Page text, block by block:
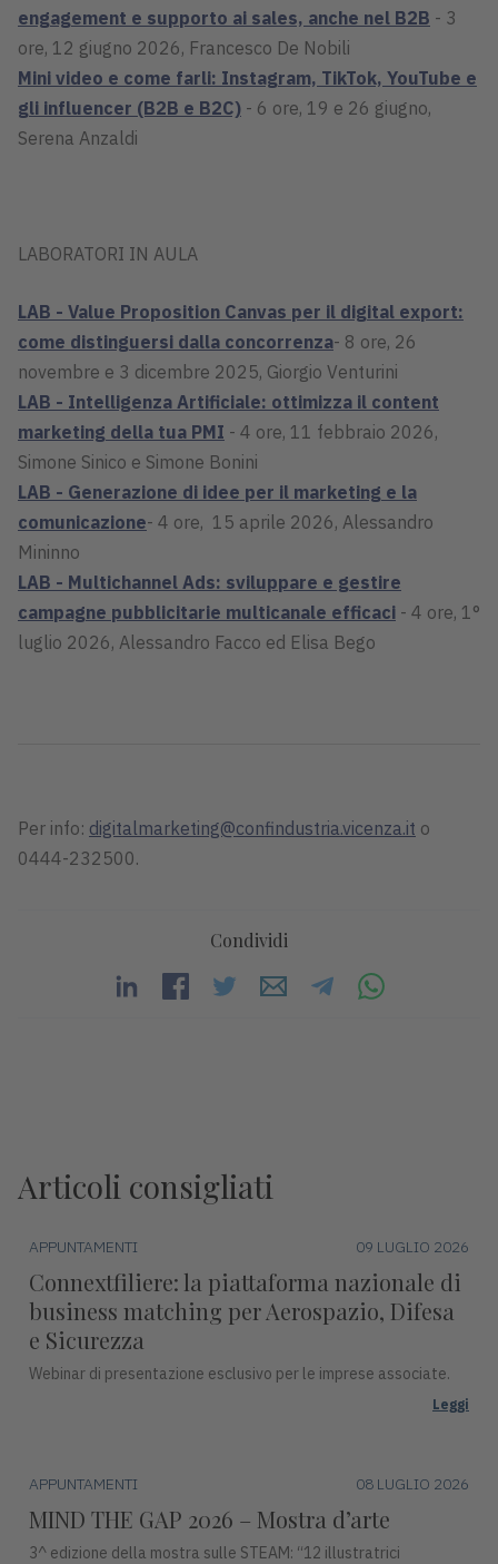
engagement e supporto ai sales, anche nel B2B - 3
ore, 12 giugno 2026, Francesco De Nobili
Mini video e come farli: Instagram, TikTok, YouTube e
gli influencer (B2B e B2C) - 6 ore, 19 e 26 giugno,
Serena Anzaldi
LABORATORI IN AULA
LAB - Value Proposition Canvas per il digital export:
come distinguersi dalla concorrenza- 8 ore, 26
novembre e 3 dicembre 2025, Giorgio Venturini
LAB - Intelligenza Artificiale: ottimizza il content
marketing della tua PMI - 4 ore, 11 febbraio 2026,
Simone Sinico e Simone Bonini
LAB - Generazione di idee per il marketing e la
comunicazione- 4 ore, 15 aprile 2026, Alessandro
Mininno
LAB - Multichannel Ads: sviluppare e gestire
campagne pubblicitarie multicanale efficaci - 4 ore, 1°
luglio 2026, Alessandro Facco ed Elisa Bego
Per info: digitalmarketing@confindustria.vicenza.it o
0444-232500.
Condividi
Articoli consigliati
APPUNTAMENTI 09 LUGLIO 2026
Connextfiliere: la piattaforma nazionale di
business matching per Aerospazio, Difesa
e Sicurezza
Webinar di presentazione esclusivo per le imprese associate.
Leggi
APPUNTAMENTI 08 LUGLIO 2026
MIND THE GAP 2026 – Mostra d’arte
3^ edizione della mostra sulle STEAM: “12 illustratrici